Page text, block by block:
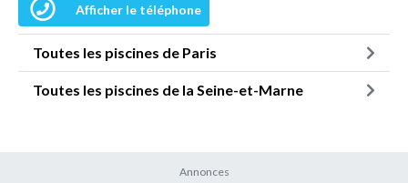
Afficher le téléphone
Toutes les piscines de Paris
Toutes les piscines de la Seine-et-Marne